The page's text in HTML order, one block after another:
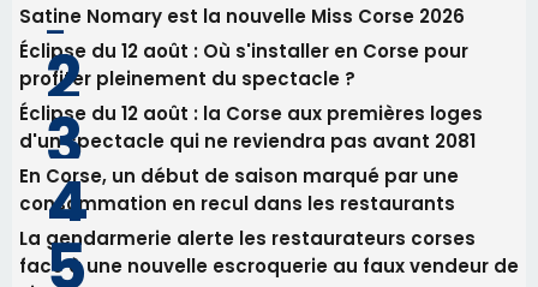
La gendarmerie alerte les restaurateurs corses
face à une nouvelle escroquerie au faux vendeur de
vin
Newsletter
Inscrivez-vous à la newsletter de CNI et recevez par
email les infos les plus importantes et une sélection de
nos meilleurs articles